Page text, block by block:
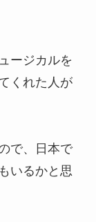
ージカルを
くれた人が
で、日本で
いるかと思